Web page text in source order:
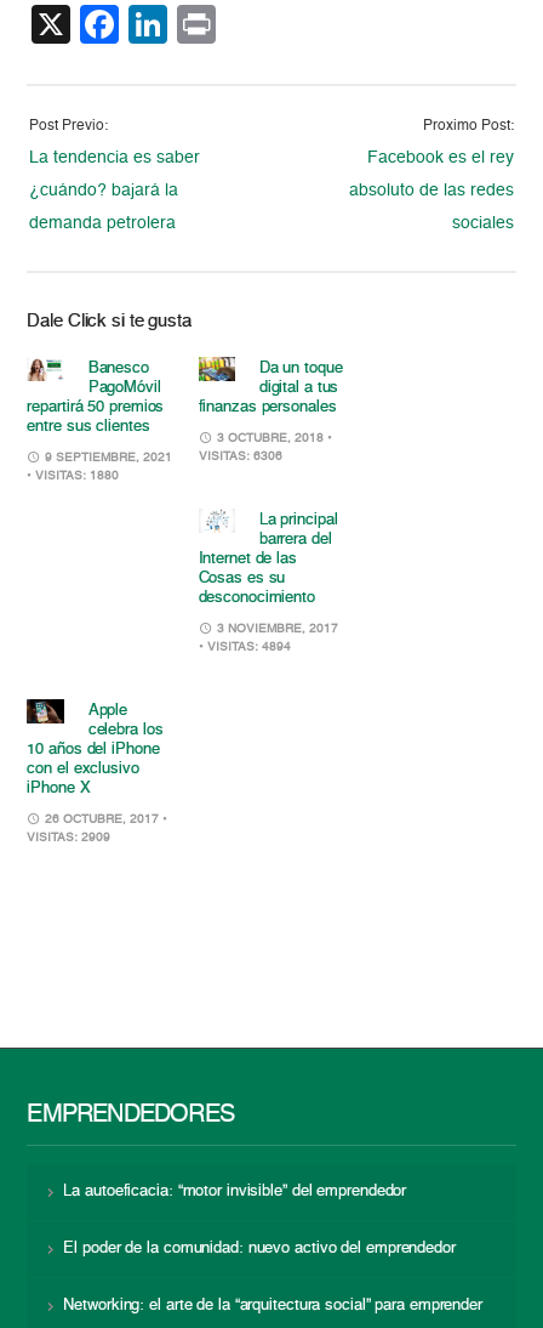
X Facebook
LinkedIn
Post Previo:
La tendencia es saber
¿cuándo? bajará la
demanda petrolera
Proximo Post:
Facebook es el rey
absoluto de las redes
sociales
Dale Click si te gusta
Banesco
PagoMóvil
repartirá 50 premios
entre sus clientes
9 SEPTIEMBRE, 2021
• VISITAS: 1880
Da un toque
digital a tus
finanzas personales
3 OCTUBRE, 2018 •
VISITAS: 6306
La principal
barrera del
Internet de las
Cosas es su
desconocimiento
3 NOVIEMBRE, 2017
• VISITAS: 4894
Apple
celebra los
10 años del iPhone
con el exclusivo
iPhone X
26 OCTUBRE, 2017 •
VISITAS: 2909
EMPRENDEDORES
La autoeficacia: “motor invisible” del emprendedor
El poder de la comunidad: nuevo activo del emprendedor
Networking: el arte de la “arquitectura social” para emprender